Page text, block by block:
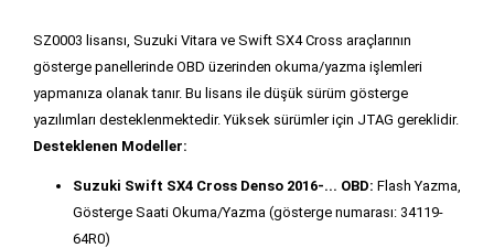
SZ0003 lisansı, Suzuki Vitara ve Swift SX4 Cross araçlarının
gösterge panellerinde OBD üzerinden okuma/yazma işlemleri
yapmanıza olanak tanır. Bu lisans ile düşük sürüm gösterge
yazılımları desteklenmektedir. Yüksek sürümler için JTAG gereklidir.
Desteklenen Modeller:
Suzuki Swift SX4 Cross Denso 2016-... OBD: Flash Yazma,
Gösterge Saati Okuma/Yazma (gösterge numarası: 34119-
64R0)